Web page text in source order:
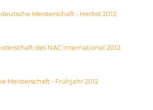
Meisterschaft - Herbst 2012
des NAC International 2012
Meisterschaft - Frühjahr 2012